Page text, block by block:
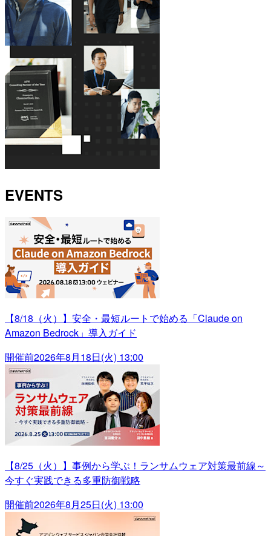
EVENTS
【8/18（火）】安全・最短ルートで始める「Claude on
Amazon Bedrock」導入ガイド
開催前2026年8月18日(火) 13:00
【8/25（火）】事例から学ぶ！ランサムウェア対策最前線～
今すぐ実践できる多重防御戦略
開催前2026年8月25日(火) 13:00